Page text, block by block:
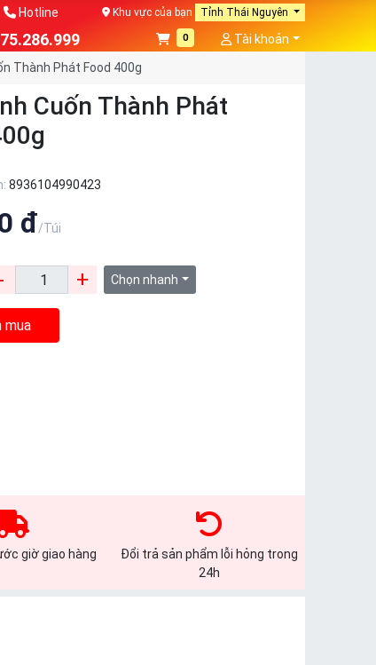
Hotline Khu vực của bạn Tỉnh Thái Nguyên
0 Tài khoản
Thành Phát Food 400g
Cuốn Thành Phát
8936104990423
đ/Túi
+ Chọn nhanh
mua
giờ giao hàng
Đổi trả sản phẩm lỗi hỏng trong
24h